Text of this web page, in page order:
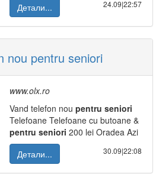
Детали...
24.09|22:57
nou pentru seniori
www.olx.ro
Vand telefon nou pentru seniori
Telefoane Telefoane cu butoane &
pentru seniori 200 lei Oradea Azi
Детали...
30.09|22:08